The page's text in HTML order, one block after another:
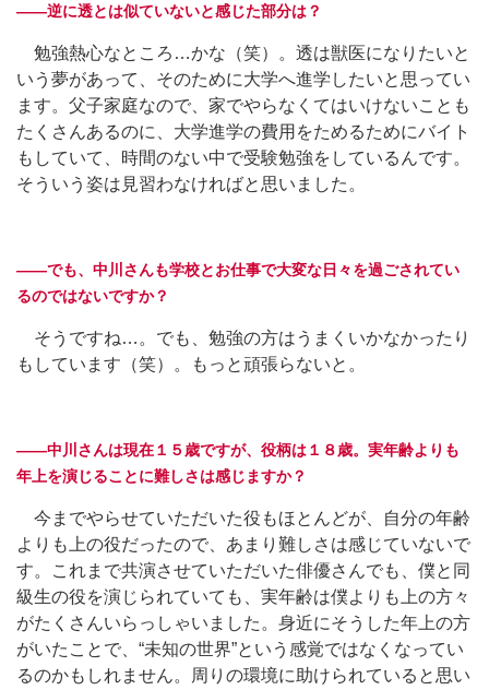
――逆に透とは似ていないと感じた部分は？
勉強熱心なところ…かな（笑）。透は獣医になりたいと
いう夢があって、そのために大学へ進学したいと思ってい
ます。父子家庭なので、家でやらなくてはいけないことも
たくさんあるのに、大学進学の費用をためるためにバイト
もしていて、時間のない中で受験勉強をしているんです。
そういう姿は見習わなければと思いました。
――でも、中川さんも学校とお仕事で大変な日々を過ごされてい
るのではないですか？
そうですね…。でも、勉強の方はうまくいかなかったり
もしています（笑）。もっと頑張らないと。
――中川さんは現在１５歳ですが、役柄は１８歳。実年齢よりも
年上を演じることに難しさは感じますか？
今までやらせていただいた役もほとんどが、自分の年齢
よりも上の役だったので、あまり難しさは感じていないで
す。これまで共演させていただいた俳優さんでも、僕と同
級生の役を演じられていても、実年齢は僕よりも上の方々
がたくさんいらっしゃいました。身近にそうした年上の方
がいたことで、“未知の世界”という感覚ではなくなってい
るのかもしれません。周りの環境に助けられていると思い